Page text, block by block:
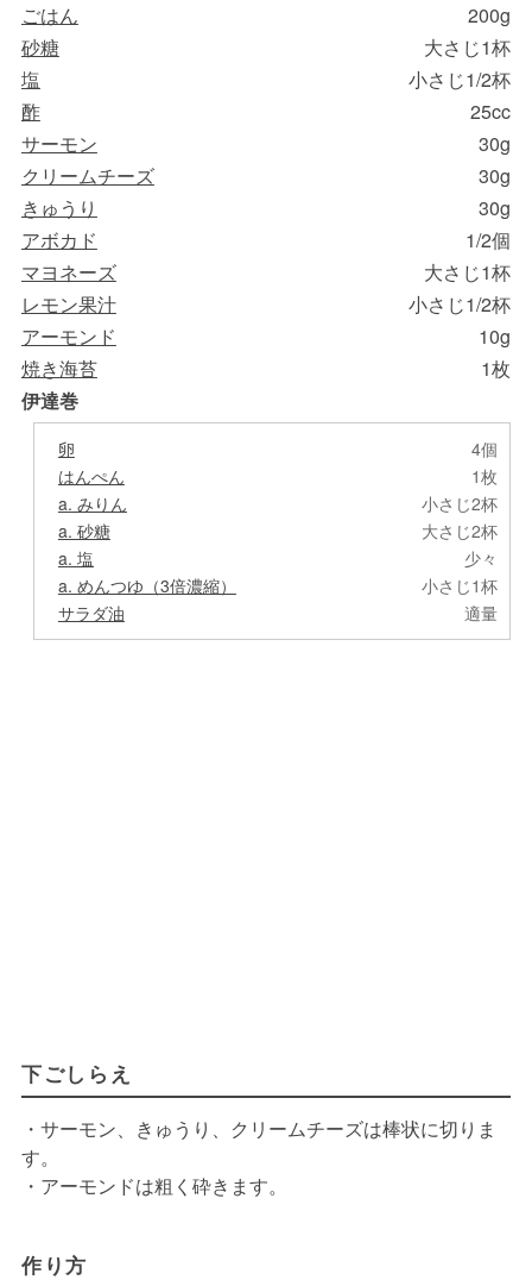
ごはん
200g
砂糖
大さじ1杯
塩
小さじ1/2杯
酢
25cc
サーモン
30g
クリームチーズ
30g
きゅうり
30g
アボカド
1/2個
マヨネーズ
大さじ1杯
レモン果汁
小さじ1/2杯
アーモンド
10g
焼き海苔
1枚
伊達巻
卵
4個
はんぺん
1枚
a. みりん
小さじ2杯
a. 砂糖
大さじ2杯
a. 塩
少々
a. めんつゆ（3倍濃縮）
小さじ1杯
サラダ油
適量
下ごしらえ
・サーモン、きゅうり、クリームチーズは棒状に切りま
す。
・アーモンドは粗く砕きます。
作り方